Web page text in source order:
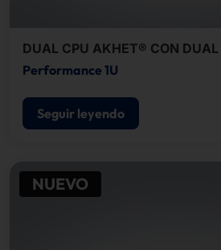
DUAL CPU AKHET® CON DUAL
Performance 1U
Seguir leyendo
NUEVO